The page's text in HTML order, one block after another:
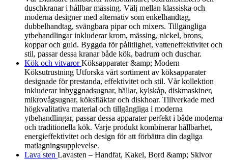
duschkranar i hållbar mässing. Välj mellan klassiska och
moderna designer med alternativ som enkelhandtag,
dubbelhandtag, svängbara pipar och mixers. Tillgängliga
ytbehandlingar inkluderar krom, mässing, nickel, brons,
koppar och guld. Byggda för pålitlighet, vatteneffektivitet och
stil, passar dessa kranar både kök, badrum och duschar.
Kök och vitvarorKöksapparater &amp; Modern
Köksutrustning Utforska vårt sortiment av köksapparater
designade för prestanda, effektivitet och stil. Vår kollektion
inkluderar inbyggnadsugnar, hällar, kylskåp, diskmaskiner,
mikrovågsugnar, köksfläktar och diskhoar. Tillverkade med
högkvalitativa material och tillgängliga i moderna
ytbehandlingar, passar dessa apparater perfekt i både moderna
och traditionella kök. Varje produkt kombinerar hållbarhet,
energieffektivitet och design för att förbättra din dagliga
matlagningsupplevelse.
Lava sten Lavasten – Handfat, Kakel, Bord &amp; Skivor